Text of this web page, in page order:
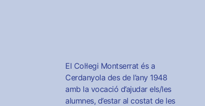
El Col·legi Montserrat és a
Cerdanyola des de l’any 1948
amb la vocació d’ajudar els/les
alumnes, d’estar al costat de les